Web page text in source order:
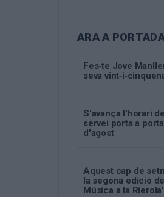
ARA A
Fes‑te Jove
seva
S'avança l'horari
servei porta a
d'agost
Aquest cap de
la segona edició
Música a la Rierola'